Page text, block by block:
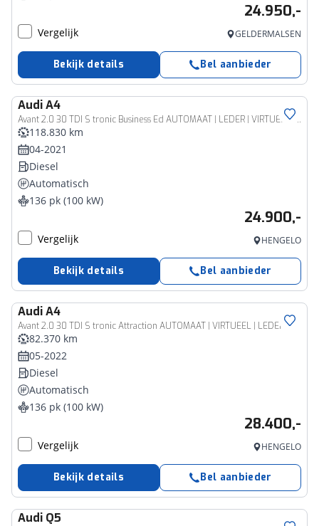
24.950,-
Vergelijk GELDERMALSEN
Bekijk details Bel aanbieder
AudiA4
Avant 2.0 30 TDI S tronic Business Ed AUTOMAAT | LEDER | VIRTUEEL | CLIMA | CRUISE | STOELVERWARMING | ELEKTRISCHE KOFFERKLEP | LED | DAB | LMV | PDC | 12 MAANDEN BOVAG GARANTIE |
118.830 km
04-2021
Diesel
Automatisch
136 pk (100 kW)
24.900,-
Vergelijk HENGELO
Bekijk details Bel aanbieder
AudiA4
Avant 2.0 30 TDI S tronic Attraction AUTOMAAT | VIRTUEEL | LEDER | NAVIGATIE | ELEKTRISCHE KOFFERKLEP | LED | KEYLES | PDC | STOELVERWARMING | CLIMA | CRUISE | DAB | 12 MAANDEN BOVAG GARANTIE |
82.370 km
05-2022
Diesel
Automatisch
136 pk (100 kW)
28.400,-
Vergelijk HENGELO
Bekijk details Bel aanbieder
Audi Q5